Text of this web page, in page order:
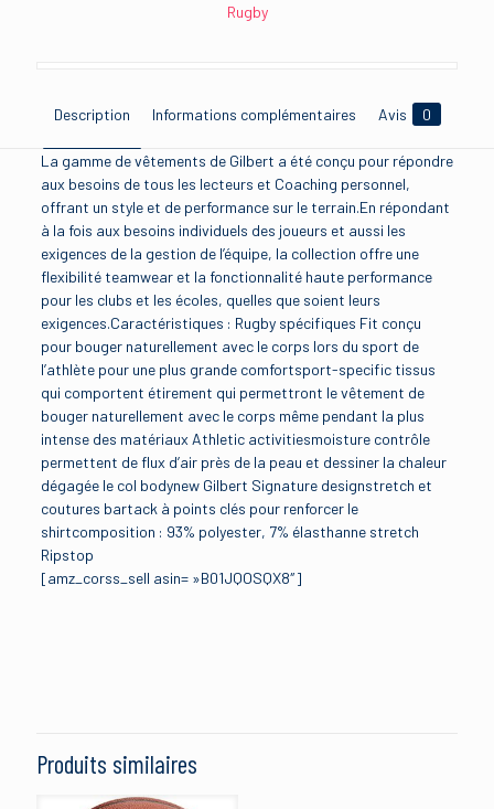
Rugby
Description Informations complémentaires Avis 0
La gamme de vêtements de Gilbert a été conçu pour répondre
aux besoins de tous les lecteurs et Coaching personnel,
offrant un style et de performance sur le terrain.En répondant
à la fois aux besoins individuels des joueurs et aussi les
exigences de la gestion de l’équipe, la collection offre une
flexibilité teamwear et la fonctionnalité haute performance
pour les clubs et les écoles, quelles que soient leurs
exigences.Caractéristiques : Rugby spécifiques Fit conçu
pour bouger naturellement avec le corps lors du sport de
l’athlète pour une plus grande comfortsport-specific tissus
qui comportent étirement qui permettront le vêtement de
bouger naturellement avec le corps même pendant la plus
intense des matériaux Athletic activitiesmoisture contrôle
permettent de flux d’air près de la peau et dessiner la chaleur
dégagée le col bodynew Gilbert Signature designstretch et
coutures bartack à points clés pour renforcer le
shirtcomposition : 93% polyester, 7% élasthanne stretch
Ripstop
[amz_corss_sell asin= »B01JQOSQX8″]
“Gilbert Virtuo Match Maillot de rugby”
Produits similaires